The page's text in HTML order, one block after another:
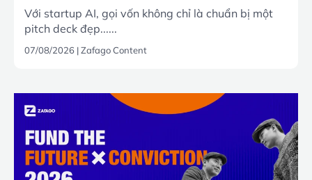
Với startup AI, gọi vốn không chỉ là chuẩn bị một
pitch deck đẹp......
07/08/2026 |Zafago Content